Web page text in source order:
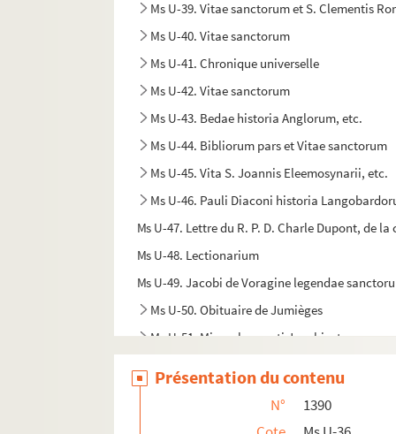
Ms U-39. Vitae sanctorum et S. Clementis
Ms U-40. Vitae sanctorum
Ms U-41. Chronique universelle
Ms U-42. Vitae sanctorum
Ms U-43. Bedae historia Anglorum, etc.
Ms U-44. Bibliorum pars et Vitae sanctorum
Ms U-45. Vita S. Joannis Eleemosynarii, etc.
Ms U-46. Pauli Diaconi historia
Ms U-47. Lettre du R. P. D. Charle Dupont, de
Ms U-48. Lectionarium
Ms U-49. Jacobi de Voragine legendae
Ms U-50. Obituaire de Jumièges
Ms U-51. Miracula sancti Jacobi, etc.
Ms U-53. Les quatre premiers livres de
Présentation du contenu
N°
1390